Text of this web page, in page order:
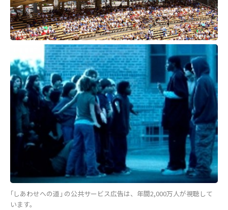
｢しあわせへの道｣ の公共サービス広告は、年間2,000万人が視聴して
います。